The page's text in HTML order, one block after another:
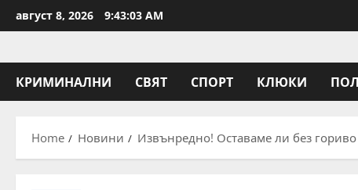
to
август 8, 2026 9:43:04 AM
КРИМИНАЛНИ СВЯТ СПОРТ КЛЮКИ
Home Новини Извънредно! Оставаме ли без